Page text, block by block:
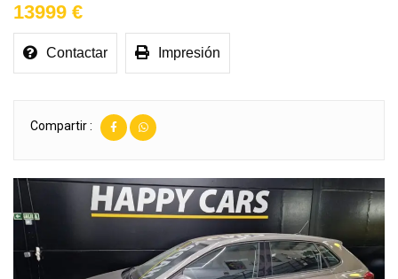
13999 €
Contactar Impresión
Compartir :